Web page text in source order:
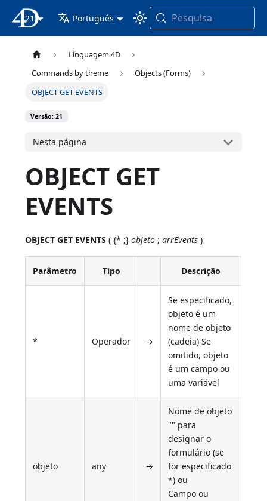
Documentação 4D
21 Português Pesquisa
Línguagem 4D
Commands by theme
Objects (Forms)
OBJECT GET EVENTS
Versão: 21
Nesta página
OBJECT GET
EVENTS
OBJECT GET EVENTS ( {* ;}objeto ;arrEvents )
Parâmetro Tipo Descrição
* Operador →
Se especificado,
objeto é um
nome de objeto
(cadeia) Se
omitido, objeto
é um campo ou
uma variável
objeto any →
Nome de objeto
"" para
designar o
formulário (se
for especificado
*) ou
Campo ou